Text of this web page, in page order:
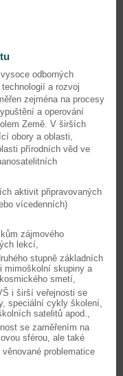
odborných
a rozvoj
zejména na procesy
a operování
Země. V širších
obory a oblasti,
přírodních věd ve
aktivit připravovaných
vícedenních)
zájmového
lekcí,
stupně základních
mimoškolní skupiny a
smetí,
i širší veřejnosti se
speciální cykly školení,
satelitů apod.,
se zaměřením na
sférou, ale také
problematice